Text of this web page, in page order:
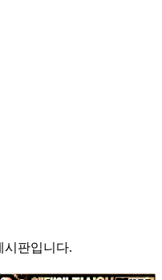
시판입니다.